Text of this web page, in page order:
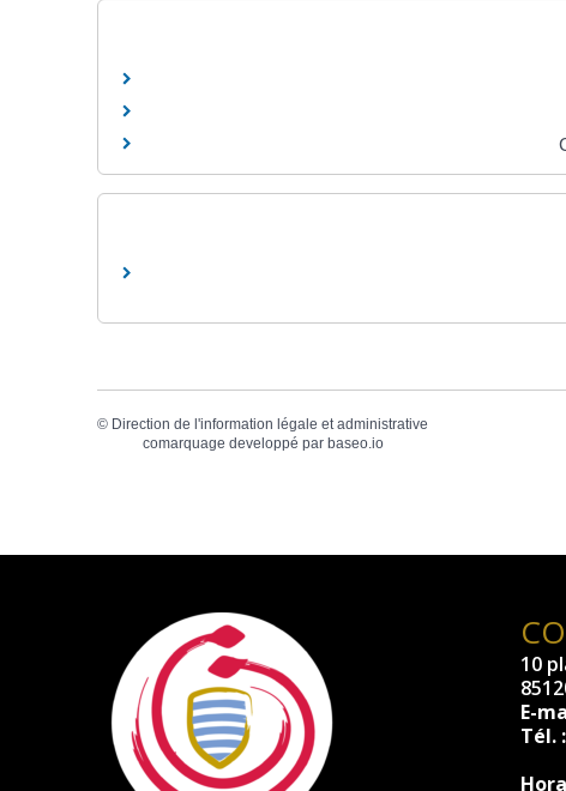
© Direction de l'information légale et administrative
comarquage developpé par baseo.io
10
E-
Tél. :